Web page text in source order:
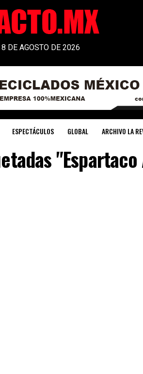
DE AGOSTO DE 2026
ESPECTÁCULOS GLOBAL ARCHIVO LA